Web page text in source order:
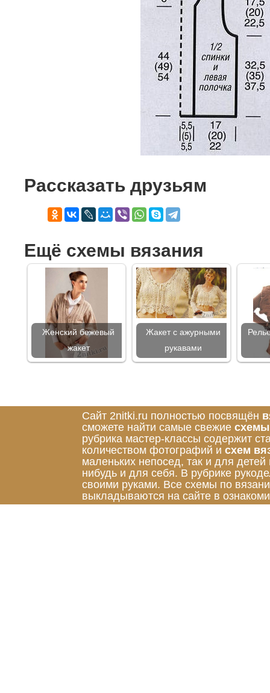
Рассказать друзьям
Ещё схемы вязания
Женский бежевый
жакет
Жакет с ажурными
рукавами
Сайт 2nitki.ru полностью посвящён
сможете найти самые свежие схемы
рубрика мастер-классы содержит
количеством фотографий и схем
маленьких непосед, так и для
нибудь и для себя. В рубрике
своими руками. Все схемы по
выкладываются на сайте в